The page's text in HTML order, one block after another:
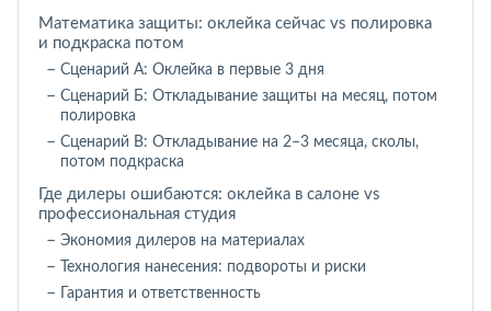
Математика защиты: оклейка сейчас vs полировка
и подкраска потом
Сценарий А: Оклейка в первые 3 дня
Сценарий Б: Откладывание защиты на месяц, потом
полировка
Сценарий В: Откладывание на 2–3 месяца, сколы,
потом подкраска
Где дилеры ошибаются: оклейка в салоне vs
профессиональная студия
Экономия дилеров на материалах
Технология нанесения: подвороты и риски
Гарантия и ответственность